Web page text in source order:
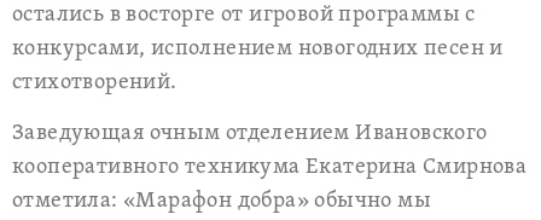
остались в восторге от игровой программы с
конкурсами, исполнением новогодних песен и
стихотворений.
Заведующая очным отделением Ивановского
кооперативного техникума Екатерина Смирнова
отметила: «Марафон добра» обычно мы